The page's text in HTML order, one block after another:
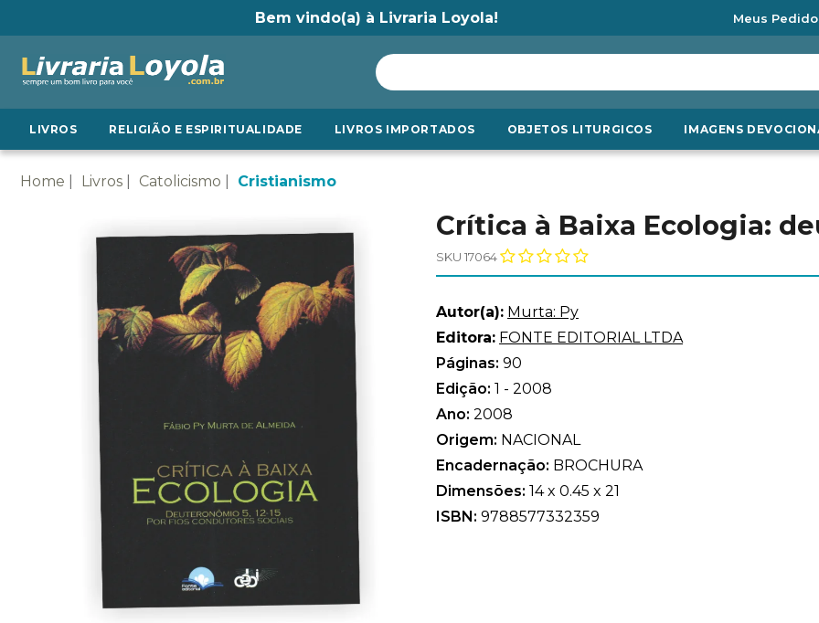
Bem vindo(a) à Livraria Loyola! Meus
LIVROS RELIGIÃO E ESPIRITUALIDADE LIVROS IMPORTADOS OBJETOS LITURGICOS IMAGENS
Home Livros Catolicismo Cristianismo
Crítica à Baixa Ecologia:
SKU 17064
Autor(a): Murta: Py
Editora: FONTE EDITORIAL LTDA
Páginas: 90
Edição: 1 - 2008
Ano: 2008
Origem: NACIONAL
Encadernação: BROCHURA
Dimensões: 14 x 0.45 x 21
ISBN: 9788577332359